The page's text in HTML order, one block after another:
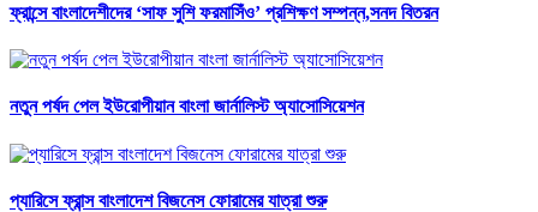
ফ্রান্সে বাংলাদেশীদের ‘সাফ সুশি ফরমাসিঁও’ প্রশিক্ষণ সম্পন্ন,সনদ বিতরন
নতুন পর্ষদ পেল ইউরোপীয়ান বাংলা জার্নালিস্ট অ্যাসোসিয়েশন
প্যারিসে ফ্রান্স বাংলাদেশ বিজনেস ফোরামের যাত্রা শুরু